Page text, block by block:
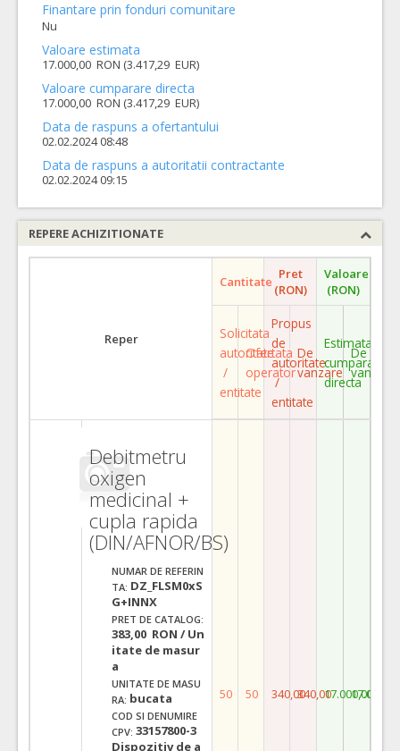
Finantare prin fonduri comunitare
Nu
Valoare estimata
17.000,00 RON (3.417,29 EUR)
Valoare cumparare directa
17.000,00 RON (3.417,29 EUR)
Data de raspuns a ofertantului
02.02.2024 08:48
Data de raspuns a autoritatii contractante
02.02.2024 09:15
REPERE ACHIZITIONATE
Reper
Cantitate Pret
(RON)
Valoare
(RON)
Solicitata
autoritate
/
entitate
Ofertata
operator
Propus
de
autoritate
/
entitate
De
vanzare
Estimata
cumparare
directa
De
vanzare
Debitmetru
oxigen
medicinal +
cupla rapida
(DIN/AFNOR/BS)
NUMAR DE REFERIN
TA: DZ_FLSM0xS
G+INNX
PRET DE CATALOG:
383,00 RON / Un
itate de masur
a
UNITATE DE MASU
RA: bucata
COD SI DENUMIRE
CPV: 33157800-3
Dispozitiv de a
50 50 340,00340,0017.000,00